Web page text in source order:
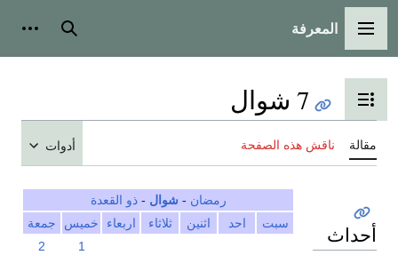
القائمة الرئيسية
المعرفة بحث
تبديل عرض جدول المحتويات
7 شوال
مقالة ناقش هذه الصفحة أدوات
رمضان - شوال -ذو القعدة
سبت
احد اثنين ثلاثاء اربعاء خميس
جمعة
1
2
أحداث